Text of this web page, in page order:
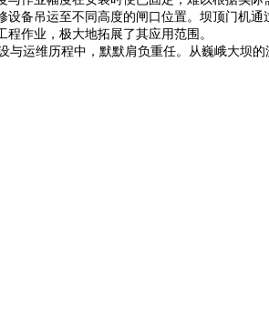
备吊运至不同高度的闸口位置。坝顶门机
作业，极大地拓展了其应用范围。
运维历程中，默默肩负重任。从巍峨大坝